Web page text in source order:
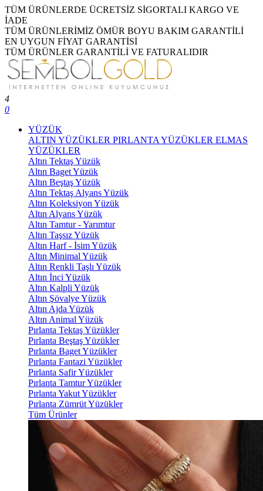
TÜM ÜRÜNLERDE ÜCRETSİZ SİGORTALI KARGO VE
İADE
TÜM ÜRÜNLERİMİZ ÖMÜR BOYU BAKIM GARANTİLİ
EN UYGUN FİYAT GARANTİSİ
TÜM ÜRÜNLER GARANTİLİ VE FATURALIDIR
4
0
YÜZÜK
ALTIN YÜZÜKLER PIRLANTA YÜZÜKLER ELMAS
YÜZÜKLER
Altın Tektaş Yüzük
Altın Baget Yüzük
Altın Beştaş Yüzük
Altın Tektaş Alyans Yüzük
Altın Koleksiyon Yüzük
Altın Alyans Yüzük
Altın Tamtur - Yarımtur
Altın Taşsız Yüzük
Altın Harf - İsim Yüzük
Altın Minimal Yüzük
Altın Renkli Taşlı Yüzük
Altın İnci Yüzük
Altın Kalpli Yüzük
Altın Şövalye Yüzük
Altın Ajda Yüzük
Altın Animal Yüzük
Pırlanta Tektaş Yüzükler
Pırlanta Beştaş Yüzükler
Pırlanta Baget Yüzükler
Pırlanta Fantazi Yüzükler
Pırlanta Safir Yüzükler
Pırlanta Tamtur Yüzükler
Pırlanta Yakut Yüzükler
Pırlanta Zümrüt Yüzükler
Tüm Ürünler